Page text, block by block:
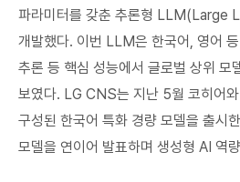
파라미터를 갖춘 추론형 LLM(Large
개발했다. 이번 LLM은 한국어, 영어
추론 등 핵심 성능에서 글로벌 상위 모
보였다. LG CNS는 지난 5월 코히어
구성된 한국어 특화 경량 모델을 출시
모델을 연이어 발표하며 생성형 AI 역